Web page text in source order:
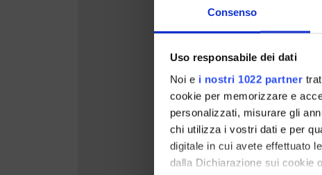
Consenso
Uso responsabile dei dati
Noi e i nostri 1022 partner
cookie per memorizzare e
personalizzati, misurare gli
chi utilizza i vostri dati e per
digitale in cui avete effettuato
dalla Dichiarazione sui cookie